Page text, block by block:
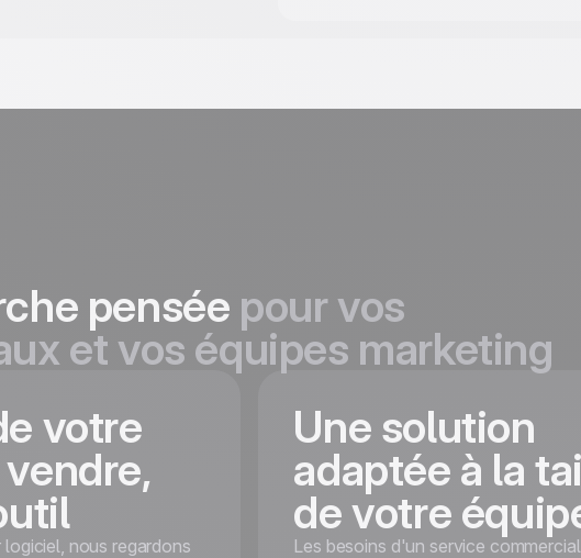
pensée pour vos
et vos équipes marketing
votre
nous regardons
Une solution
adaptée à la
de votre
Les besoins d'un service